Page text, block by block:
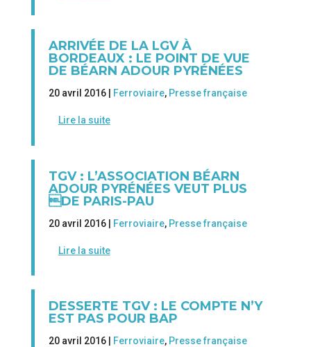
ARRIVÉE DE LA LGV À
BORDEAUX : LE POINT DE VUE
DE BÉARN ADOUR PYRÉNÉES
20 avril 2016 | Ferroviaire, Presse française
Lire la suite
TGV : L’ASSOCIATION BÉARN
ADOUR PYRÉNÉES VEUT PLUS
DE PARIS-PAU
20 avril 2016 | Ferroviaire, Presse française
Lire la suite
DESSERTE TGV : LE COMPTE N’Y
EST PAS POUR BAP
20 avril 2016 | Ferroviaire, Presse française